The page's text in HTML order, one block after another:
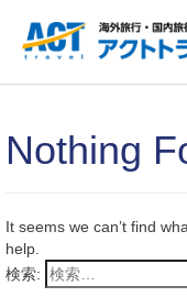
Nothing
It seems we can’t find
help.
検索: